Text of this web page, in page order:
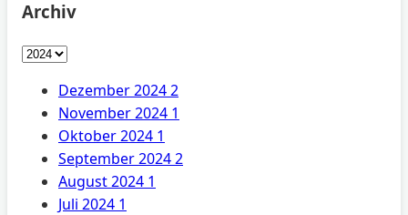
Archiv
Dezember 20242
November 2024 1
Oktober 2024 1
September 20242
August 2024 1
Juli 2024 1